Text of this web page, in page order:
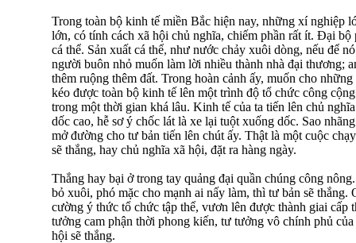
Trong toàn bộ kinh tế miền Bắc hiện nay, những xí nghiệp
lớn, có tính cách xã hội chủ nghĩa, chiếm phần rất ít. Đại bộ
cá thể. Sản xuất cá thể, như nước chảy xuôi dòng, nếu để
người buôn nhỏ muốn làm lời nhiều thành nhà đại thương;
thêm ruộng thêm đất. Trong hoàn cảnh ấy, muốn cho
kéo được toàn bộ kinh tế lên một trình độ tổ chức công
trong một thời gian khá lâu. Kinh tế của ta tiến lên chủ
dốc cao, hễ sơ ý chốc lát là xe lại tuột xuống dốc. Sao
mở đường cho tư bản tiến lên chút ấy. Thật là một cuộc
sẽ thắng, hay chủ nghĩa xã hội, đặt ra hàng ngày.
Thắng hay bại ở trong tay quảng đại quần chúng công
bỏ xuôi, phó mặc cho mạnh ai nấy làm, thì tư bản sẽ thắng.
cường ý thức tổ chức tập thể, vươn lên được thành giai
tưởng cam phận thời phong kiến, tư tưởng vô chính phủ
hội sẽ thắng.